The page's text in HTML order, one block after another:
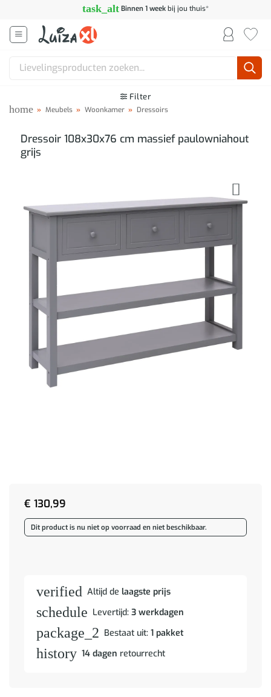
inhoud
task_alt Binnen 1 weekbij jou thuis*
Zoeken
Filter
home » Meubels » Woonkamer » Dressoirs
Dressoir 108x30x76 cm massief paulowniahout
grijs
€ 130,99
Dit product is nu niet op voorraad en niet beschikbaar.
verified Altijd de laagste prijs
schedule Levertijd: 3 werkdagen
package_2 Bestaat uit: 1 pakket
history 14 dagen retourrecht